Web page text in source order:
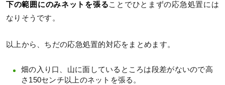
下の範囲にのみネットを張ることでひとまずの応急処置には
なりそうです。
以上から、ちだの応急処置的対応をまとめます。
畑の入り口、山に面しているところは段差がないので高
さ150センチ以上のネットを張る。